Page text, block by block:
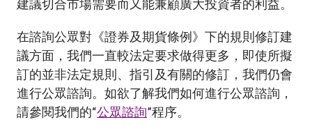
新聞稿及公布
加入本會
建議切合市場需要而又能兼顧廣大投資者的利益。
在諮詢公眾對《證券及期貨條例》下的規則修訂建
議方面，我們一直較法定要求做得更多，即使所擬
訂的並非法定規則、指引及有關的修訂，我們仍會
進行公眾諮詢。如欲了解我們如何進行公眾諮詢，
請參閱我們的“公眾諮詢”程序。